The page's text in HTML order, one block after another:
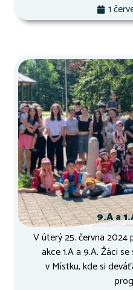
1
9.A a
V úterý 25. června 2024
akce 1.A a 9.A. Žáci
v Místku, kde si